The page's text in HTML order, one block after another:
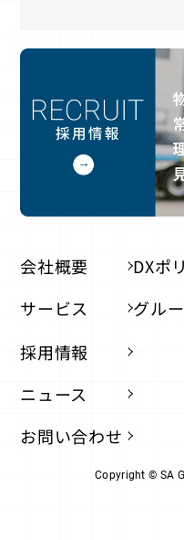
会社概要
サービス
DXポ
グル
採用情報
ニュース
お問い合わせ
Copyright © SA